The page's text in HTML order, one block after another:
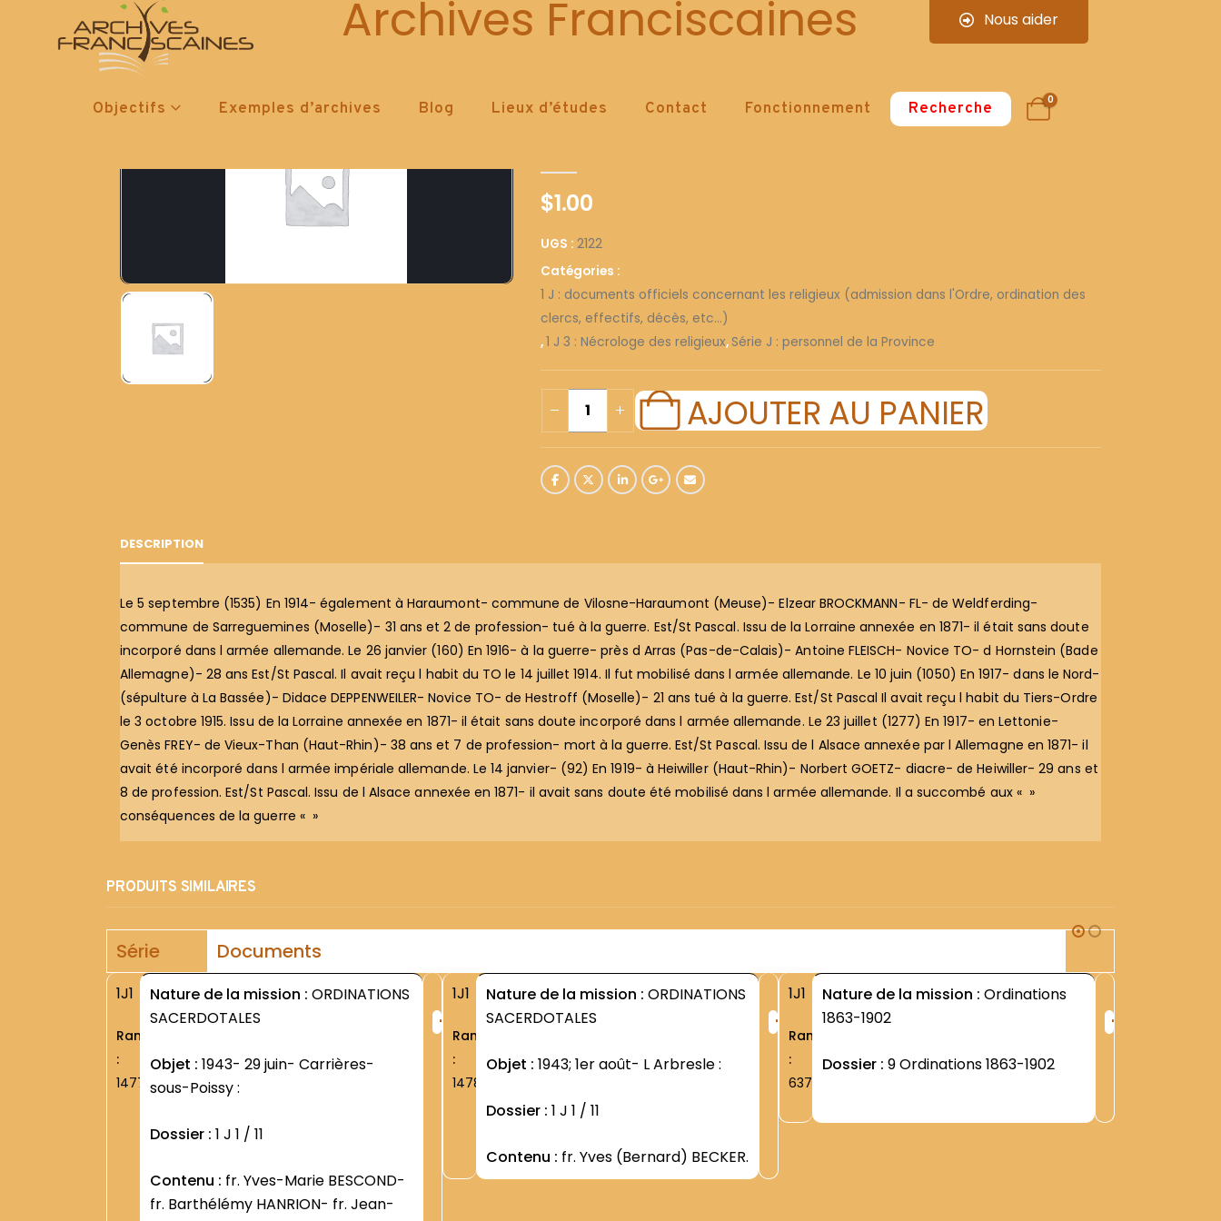
Archives Franciscaines Nous aider
Objectifs Exemples d’archives Blog Lieux d’études Contact Fonctionnement Recherche 0
2122
$1.00
UGS : 2122
Catégories :
1 J : documents officiels concernant les religieux (admission dans l'Ordre, ordination des
clercs, effectifs, décès, etc...)
,1 J 3 : Nécrologe des religieux, Série J : personnel de la Province
AJOUTER AU PANIER
DESCRIPTION
Le 5 septembre (1535) En 1914- également à Haraumont- commune de Vilosne-Haraumont (Meuse)- Elzear BROCKMANN- FL- de Weldferding-
commune de Sarreguemines (Moselle)- 31 ans et 2 de profession- tué à la guerre. Est/St Pascal. Issu de la Lorraine annexée en 1871- il était sans doute
incorporé dans l armée allemande. Le 26 janvier (160) En 1916- à la guerre- près d Arras (Pas-de-Calais)- Antoine FLEISCH- Novice TO- d Hornstein (Bade
Allemagne)- 28 ans Est/St Pascal. Il avait reçu l habit du TO le 14 juillet 1914. Il fut mobilisé dans l armée allemande. Le 10 juin (1050) En 1917- dans le Nord-
(sépulture à La Bassée)- Didace DEPPENWEILER- Novice TO- de Hestroff (Moselle)- 21 ans tué à la guerre. Est/St Pascal Il avait reçu l habit du Tiers-Ordre
le 3 octobre 1915. Issu de la Lorraine annexée en 1871- il était sans doute incorporé dans l armée allemande. Le 23 juillet (1277) En 1917- en Lettonie-
Genès FREY- de Vieux-Than (Haut-Rhin)- 38 ans et 7 de profession- mort à la guerre. Est/St Pascal. Issu de l Alsace annexée par l Allemagne en 1871- il
avait été incorporé dans l armée impériale allemande. Le 14 janvier- (92) En 1919- à Heiwiller (Haut-Rhin)- Norbert GOETZ- diacre- de Heiwiller- 29 ans et
8 de profession. Est/St Pascal. Issu de l Alsace annexée en 1871- il avait sans doute été mobilisé dans l armée allemande. Il a succombé aux « »
conséquences de la guerre « »
PRODUITS SIMILAIRES
Série Documents
1J1
Rang
:
1477
Nature de la mission : ORDINATIONS
SACERDOTALES
Objet : 1943- 29 juin- Carrières-
sous-Poissy :
Dossier : 1 J 1 / 11
Contenu :
fr. Barthélémy HANRION- fr. Jean-
+
1J1
Rang
:
1478
Nature de la mission : ORDINATIONS
SACERDOTALES
Objet : 1943; 1er août- L Arbresle :
Dossier : 1 J 1 / 11
Contenu : fr. Yves (Bernard) BECKER.
+
1J1
Rang
:
6377
Nature de la mission : Ordinations
1863-1902
Dossier : 9 Ordinations 1863-1902
+